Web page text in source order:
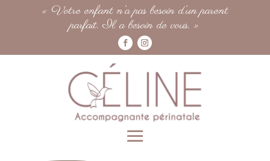
« Votre enfant n’a pas besoin d’un parent
parfait. Il a besoin de vous. »